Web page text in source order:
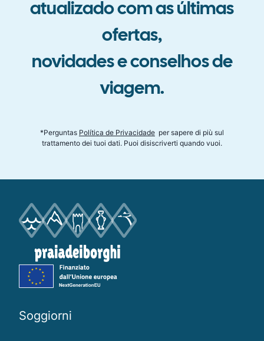
atualizado com as últimas
ofertas,
novidades e conselhos de
viagem.
*Perguntas Política de Privacidade per sapere di più sul
trattamento dei tuoi dati. Puoi disiscriverti quando vuoi.
Soggiorni